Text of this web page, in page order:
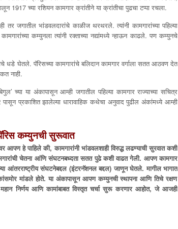
च्या रशियन कामगार क्रांतीने या क्रांतीचा पुढचा टप्पा रचला.
तर जगातील भांडवलदारांचे काळीज थरथरले. त्यांनी कामगारांच्या पहिल्या
कम्युनला त्यांनी रक्ताच्या नद्यांमध्ये न्हाऊन काढले. पण कम्युनचे
धडे घेतले. पॅरिसच्या कामगारांचे बलिदान कामगार वर्गाला सतत आठवण देत
नाही.
च्या या अंकापासून आम्ही जगातील पहिल्या कामगार राज्याच्या सचित्र
प्रकाशित झालेल्या धारावाहिक कथेचा अनुवाद पुढील अंकांमध्ये आम्ही
कम्युनची सुरूवात
आपण हे पाहिले की, कामगारांनी भांडवलशाही विरुद्ध लढण्याची सुरवात कशी
चेतना आंणि संघटनबध्दता सतत पुढे कशी वाढत गेली. आपण कामगार
आंतरराष्ट्रीय संघटनेबद्दल(इंटरनॅशनल बद्दल) जाणून घेतले. मागील भागात
मांडले होते. या अंकापासून आपण कम्युनची स्थापना आणि तिचे रक्षण
महान निर्णय आणि कामांबाबत विस्तृत चर्चा सुरू करणार आहोत, जे आजही